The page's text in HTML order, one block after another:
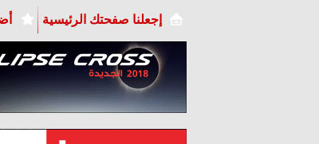
إجعلنا صفحتك الرئيسية